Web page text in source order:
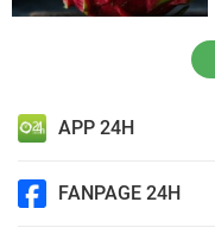
APP 24H
FANPAGE 24H